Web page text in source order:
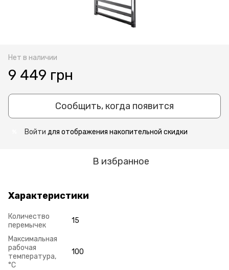
Нет в наличии
9 449 грн
Сообщить, когда появится
Войти для отображения накопительной скидки
В избранное
Характеристики
Количество
перемычек
15
Максимальная
рабочая
температура,
°С
100